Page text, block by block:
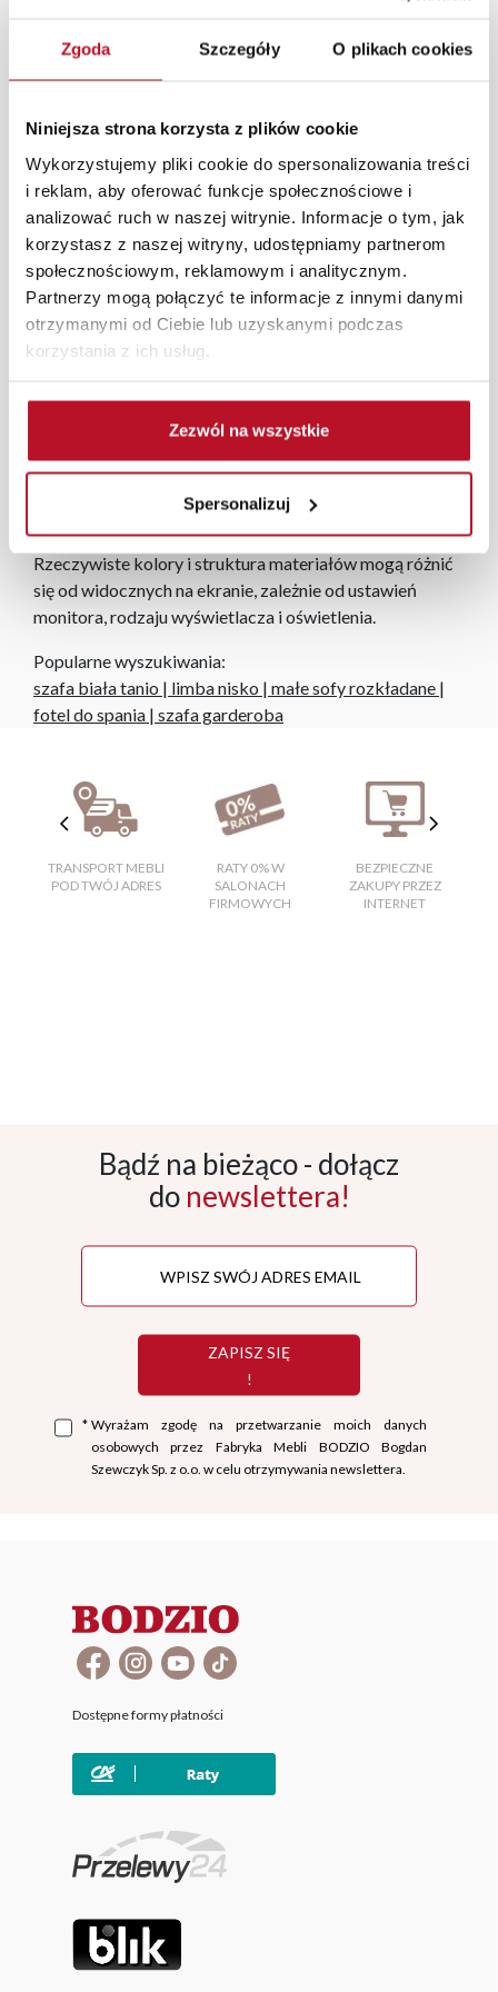
Zgoda Szczegóły O plikach cookies
Niniejsza strona korzysta z plików cookie
Wykorzystujemy pliki cookie do spersonalizowania treści
i reklam, aby oferować funkcje społecznościowe i
analizować ruch w naszej witrynie. Informacje o tym, jak
korzystasz z naszej witryny, udostępniamy partnerom
społecznościowym, reklamowym i analitycznym.
Partnerzy mogą połączyć te informacje z innymi danymi
otrzymanymi od Ciebie lub uzyskanymi podczas
korzystania z ich usług.
Zezwól na wszystkie
Spersonalizuj
Szklanka wysoka (350ml) z kolekcji Stello.
BODZIO to atrakcyjne wyroby najwyższej jakości w
przystępnych cenach, które świetnie sprawdzaję się w
Twoim domu.
W każdym z salonów mebli Bodzio oferujemy pomoc w
aranżacji mebli, a nasi pracownicy z wykorzystaniem
programu Planer 3D bezpłatnie zaprojektują i
przygotują kompleksową wizualizację Państwa
pomieszczenia wraz z wyceną. Każde zamówienie
złożone w sklepie stacjonarnym dostarczymy do 3 dni
roboczych, również na terenie całego kraju. Wszystkie
zamówienia powyżej 1000 zł dostarczamy gratis
niezależnie od miejsca złożenia zamówienia.
Zdjęcia produktów mają charakter poglądowy.
Rzeczywiste kolory i struktura materiałów mogą różnić
się od widocznych na ekranie, zależnie od ustawień
monitora, rodzaju wyświetlacza i oświetlenia.
Popularne wyszukiwania:
szafa biała tanio | limba nisko | małe sofy rozkładane |
fotel do spania | szafa garderoba
TRANSPORT MEBLI
POD TWÓJ ADRES
RATY 0% W
SALONACH
FIRMOWYCH
BEZPIECZNE
ZAKUPY PRZEZ
INTERNET
Bądź na bieżąco - dołącz
do newslettera!
ZAPISZ SIĘ
!
* Wyrażam zgodę na przetwarzanie moich danych
osobowych przez Fabryka Mebli BODZIO Bogdan
Szewczyk Sp. z o.o. w celu otrzymywania newslettera.
Dostępne formy płatności